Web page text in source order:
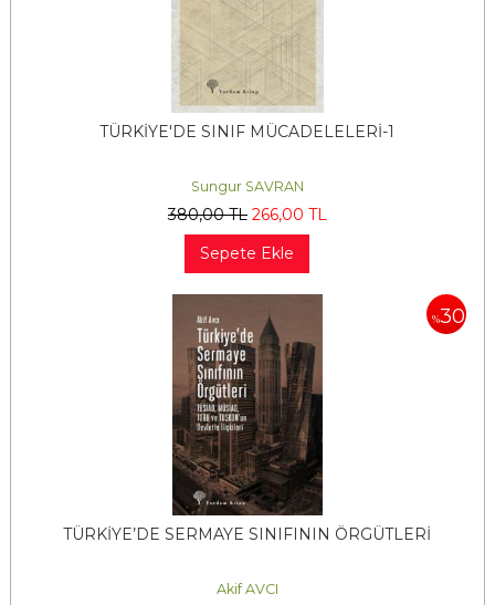
TÜRKİYE'DE SINIF MÜCADELELERİ-1
Sungur SAVRAN
380,00TL 266,00 TL
Sepete Ekle
%30
TÜRKİYE’DE SERMAYE SINIFININ ÖRGÜTLERİ
Akif AVCI